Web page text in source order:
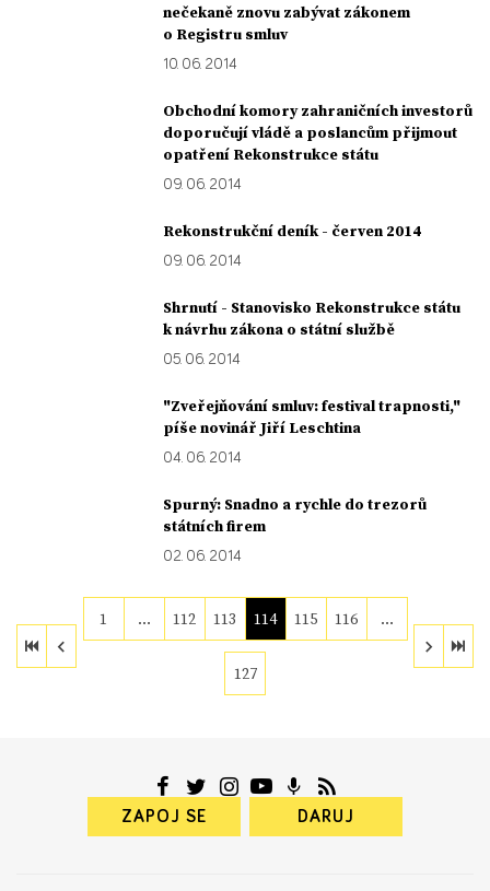
nečekaně znovu zabývat zákonem
o Registru smluv
10. 06. 2014
Obchodní komory zahraničních investorů
doporučují vládě a poslancům přijmout
opatření Rekonstrukce státu
09. 06. 2014
Rekonstrukční deník - červen 2014
09. 06. 2014
Shrnutí - Stanovisko Rekonstrukce státu
k návrhu zákona o státní službě
05. 06. 2014
"Zveřejňování smluv: festival trapnosti,"
píše novinář Jiří Leschtina
04. 06. 2014
Spurný: Snadno a rychle do trezorů
státních firem
02. 06. 2014
1 … 112 113 114 115 116 …
127
ZAPOJ SE DARUJ